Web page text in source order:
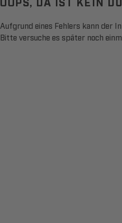
Aufgrund eines Fehlers kann der
Bitte versuche es später noch